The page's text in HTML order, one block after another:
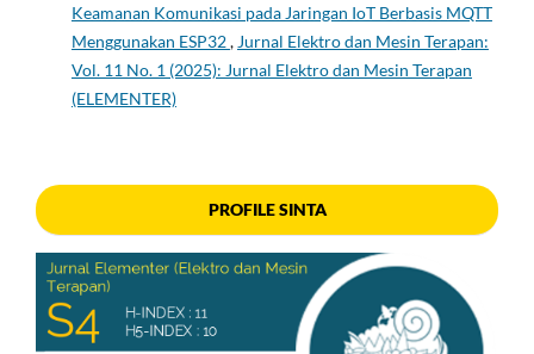
Keamanan Komunikasi pada Jaringan IoT Berbasis MQTT
Menggunakan ESP32, Jurnal Elektro dan Mesin Terapan:
Vol. 11 No. 1 (2025): Jurnal Elektro dan Mesin Terapan
(ELEMENTER)
PROFILE SINTA